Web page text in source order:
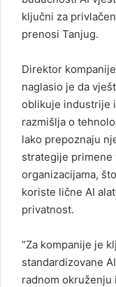
ključni za
prenosi Tanjug.
Direktor
naglasio je da
oblikuje industrije
razmišlja o
lako prepoznaju
strategije
organizacijama,
koriste lične AI
privatnost.
“Za kompanije je
standardizovane
radnom okruženju